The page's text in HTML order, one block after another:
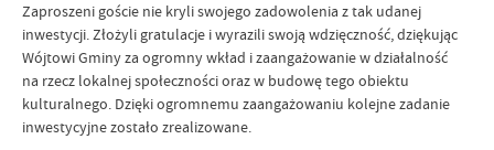
Zaproszeni goście nie kryli swojego zadowolenia z tak udanej
inwestycji. Złożyli gratulacje i wyrazili swoją wdzięczność, dziękując
Wójtowi Gminy za ogromny wkład i zaangażowanie w działalność
na rzecz lokalnej społeczności oraz w budowę tego obiektu
kulturalnego. Dzięki ogromnemu zaangażowaniu kolejne zadanie
inwestycyjne zostało zrealizowane.